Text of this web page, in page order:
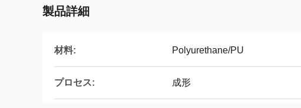
製品詳細
材料: Polyurethane/PU
プロセス: 成形